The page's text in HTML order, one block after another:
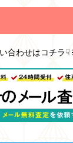
合わせはコチラ